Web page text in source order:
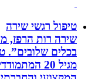
טיפול רגשי שירה
שירה רות הרפז,
בכלים שלובים”. טיפול
מגיל 20